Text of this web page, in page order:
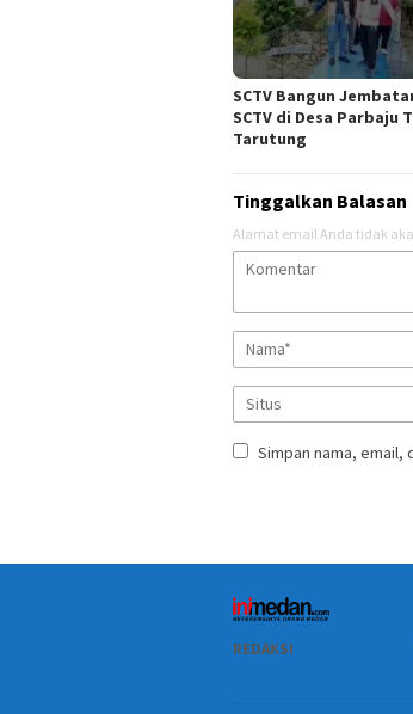
SCTV Bangun
SCTV di Desa Parbaju
Tarutung
Tinggalkan Balasan
Alamat email Anda tidak
Simpan nama,
REDAKSI